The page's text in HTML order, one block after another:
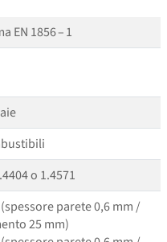
EN 1856 – 1
o 1.4571
parete 0,6 mm /
25 mm)